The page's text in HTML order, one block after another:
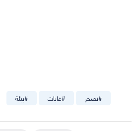
#بيئة #غابات #تصحر